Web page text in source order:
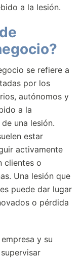
a la lesión.
se refiere a
por los
autónomos y
a la
una lesión.
estar
activamente
clientes o
Una lesión que
puede dar lugar
o pérdida
y su